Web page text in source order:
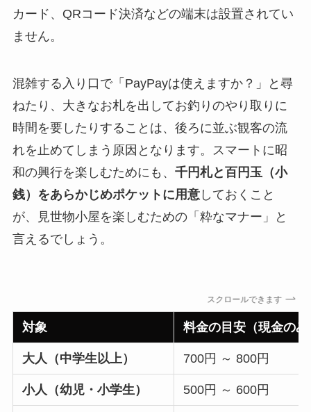
カード、QRコード決済などの端末は設置されてい
ません。
混雑する入り口で「PayPayは使えますか？」と尋
ねたり、大きなお札を出してお釣りのやり取りに
時間を要したりすることは、後ろに並ぶ観客の流
れを止めてしまう原因となります。スマートに昭
和の興行を楽しむためにも、 千円札と百円玉（小
銭）をあらかじめポケットに用意しておくこと
が、見世物小屋を楽しむための「粋なマナー」と
言えるでしょう。
スクロールできます
対象 料金の目安（現金のみ
大人（中学生以上） 700円 ～ 800円
小人（幼児・小学生） 500円 ～ 600円